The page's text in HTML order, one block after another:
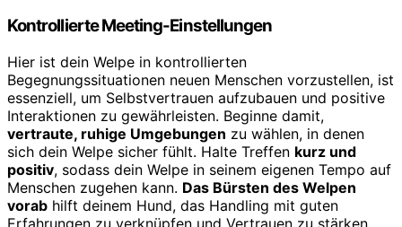
Kontrollierte Meeting-Einstellungen
Hier ist dein Welpe in kontrollierten
Begegnungssituationen neuen Menschen vorzustellen, ist
essenziell, um Selbstvertrauen aufzubauen und positive
Interaktionen zu gewährleisten. Beginne damit,
vertraute, ruhige Umgebungen zu wählen, in denen
sich dein Welpe sicher fühlt. Halte Treffen kurz und
positiv, sodass dein Welpe in seinem eigenen Tempo auf
Menschen zugehen kann. Das Bürsten des Welpen
vorab hilft deinem Hund, das Handling mit guten
Erfahrungen zu verknüpfen und Vertrauen zu stärken.